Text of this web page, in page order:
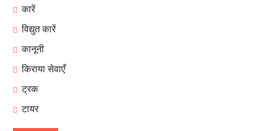
कारें
विद्युत कारें
कानूनी
किराया सेवाएँ
ट्रक
टायर